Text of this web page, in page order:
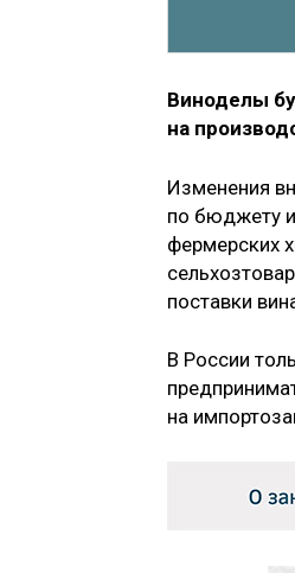
Виноделы
на
Изменения
по бюджету
фермерских
поставки
В России
на